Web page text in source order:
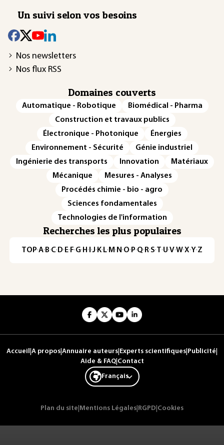
Un suivi selon vos besoins
Nos newsletters
Nos flux RSS
Domaines couverts
Automatique - Robotique
Biomédical - Pharma
Construction et travaux publics
Électronique - Photonique
Énergies
Environnement - Sécurité
Génie industriel
Ingénierie des transports
Innovation
Matériaux
Mécanique
Mesures - Analyses
Procédés chimie - bio - agro
Sciences fondamentales
Technologies de l'information
Recherches les plus populaires
TOP·A·B·C· D· E· F·G· H · ·J· K· L· M · N ·O· P·Q· R·S·T·U·V·W·X·Y·Z
Accueil A propos Annuaire auteurs Experts scientifiques Publicité
Aide & FAQ| Contact
Français
Plan du site Mentions Légales RGPD Cookies